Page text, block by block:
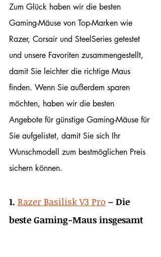
Zum Glück haben wir die besten
Gaming-Mäuse von Top-Marken wie
Razer, Corsair und SteelSeries getestet
und unsere Favoriten zusammengestellt,
damit Sie leichter die richtige Maus
finden. Wenn Sie außerdem sparen
möchten, haben wir die besten
Angebote für günstige Gaming-Mäuse für
Sie aufgelistet, damit Sie sich Ihr
Wunschmodell zum bestmöglichen Preis
sichern können.
1. Razer Basilisk V3 Pro – Die
beste Gaming-Maus insgesamt